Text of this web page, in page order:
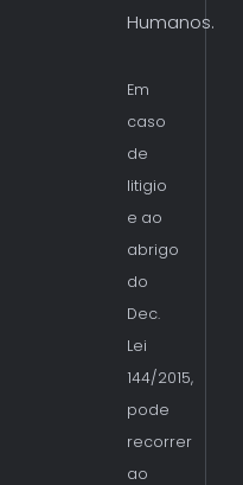
Humanos.
Em
caso
de
litigio
e ao
abrigo
do
Dec.
Lei
144/2015,
pode
recorrer
ao